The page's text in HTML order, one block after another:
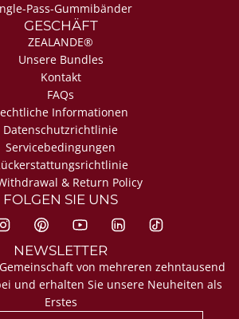
Pass-Gummibänder
GESCHÄFT
ZEALANDE®
Unsere Bundles
Kontakt
FAQs
Informationen
Datenschutzrichtlinie
Servicebedingungen
& Return Policy
FOLGEN SIE UNS
NEWSLETTER
von mehreren zehntausend
und erhalten Sie unsere Neuheiten als
Erstes